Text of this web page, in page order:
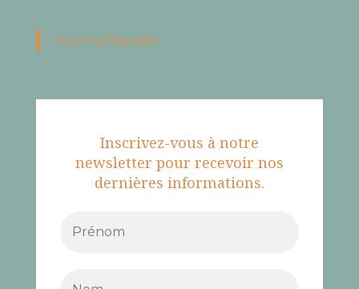
Journal Bacalan
Inscrivez-vous à notre
newsletter pour recevoir nos
dernières informations.